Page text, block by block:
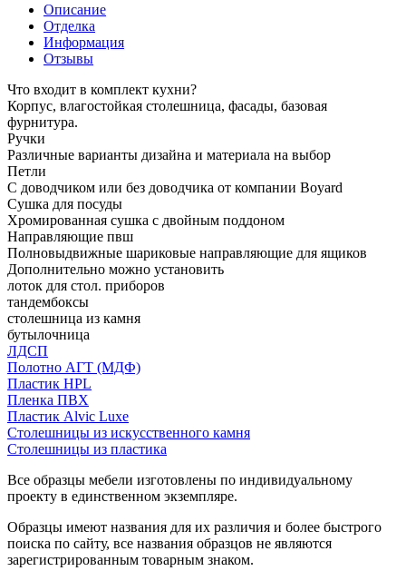
Описание
Отделка
Информация
Отзывы
Что входит в комплект кухни?
Корпус, влагостойкая столешница, фасады, базовая
фурнитура.
Ручки
Различные варианты дизайна и материала на выбор
Петли
С доводчиком или без доводчика от компании Boyard
Сушка для посуды
Хромированная сушка с двойным поддоном
Направляющие пвш
Полновыдвижные шариковые направляющие для ящиков
Дополнительно можно установить
лоток для стол. приборов
тандембоксы
столешница из камня
бутылочница
ЛДСП
Полотно АГТ (МДФ)
Пластик HPL
Пленка ПВХ
Пластик Alvic Luxe
Столешницы из искусственного камня
Столешницы из пластика
Все образцы мебели изготовлены по индивидуальному
проекту в единственном экземпляре.
Образцы имеют названия для их различия и более быстрого
поиска по сайту, все названия образцов не являются
зарегистрированным товарным знаком.